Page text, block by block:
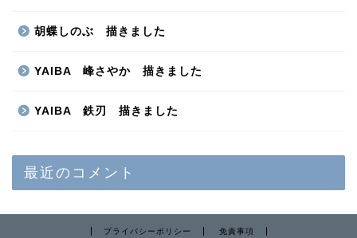
胡蝶しのぶ 描きました
YAIBA 峰さやか 描きました
YAIBA 鉄刃 描きました
最近のコメント
プライバシーポリシー 免責事項